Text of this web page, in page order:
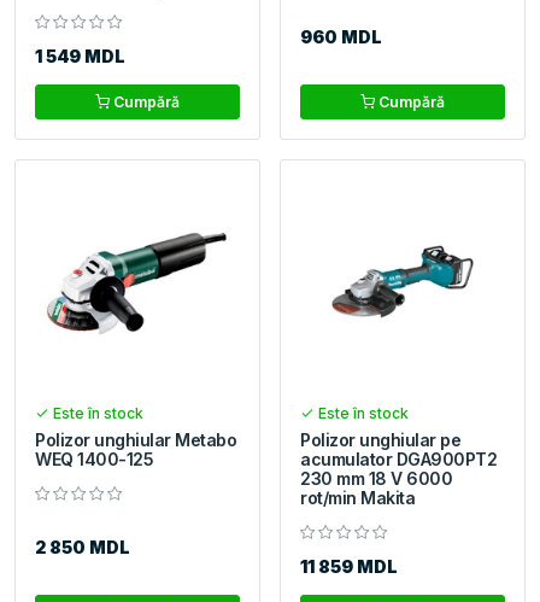
1 549 MDL
Cumpără
960 MDL
Cumpără
Este în stock
Polizor unghiular Metabo
WEQ 1400-125
2 850 MDL
Este în stock
Polizor unghiular pe
acumulator DGA900PT2
230 mm 18 V 6000
rot/min Makita
11 859 MDL